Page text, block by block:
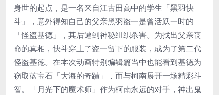
身世的起点，是一名来自江古田高中的学生「黑羽快
斗」，意外得知自己的父亲黑羽盗一是曾活跃一时的
「怪盗基德」，其后遭到神秘组织杀害。为找出父亲丧
命的真相，快斗穿上了盗一留下的服装，成为了第二代
怪盗基德。在本次动画特别编辑篇当中也能看到基德为
窃取蓝宝石「大海的奇蹟」，而与柯南展开一场精彩斗
智。「月光下的魔术师」作为柯南永远的对手，神出鬼